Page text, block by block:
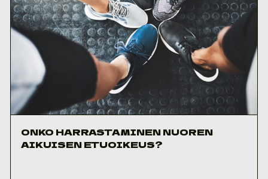
ONKO HARRASTAMINEN NUOREN
AIKUISEN ETUOIKEUS?